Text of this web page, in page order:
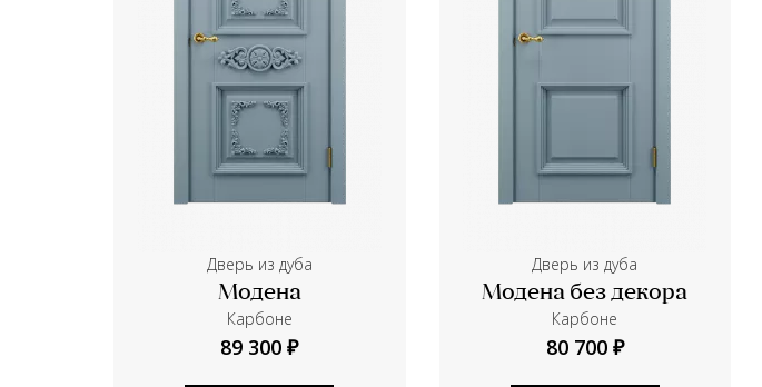
Дверь из дуба
Модена
Карбоне
89 300 ₽
Дверь из дуба
Модена без декора
Карбоне
80 700 ₽